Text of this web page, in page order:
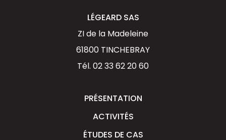
LÉGEARD SAS
ZI de la Madeleine
61800 TINCHEBRAY
Tél. 02 33 62 20 60
PRÉSENTATION
ACTIVITÉS
ÉTUDES DE CAS